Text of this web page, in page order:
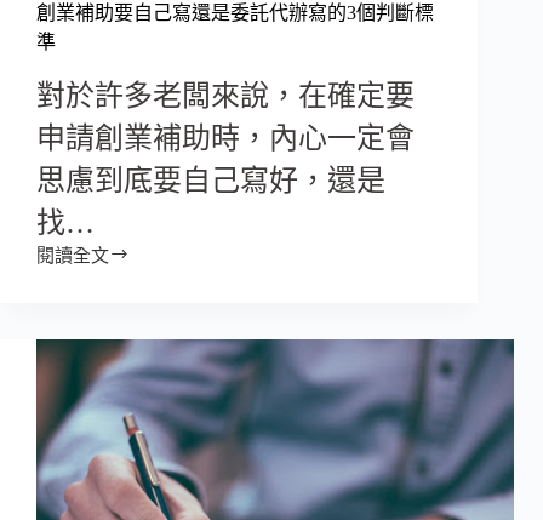
創業補助要自己寫還是委託代辦寫的3個判斷標
準
對於許多老闆來說，在確定要
申請創業補助時，內心一定會
思慮到底要自己寫好，還是
找…
閱讀全文